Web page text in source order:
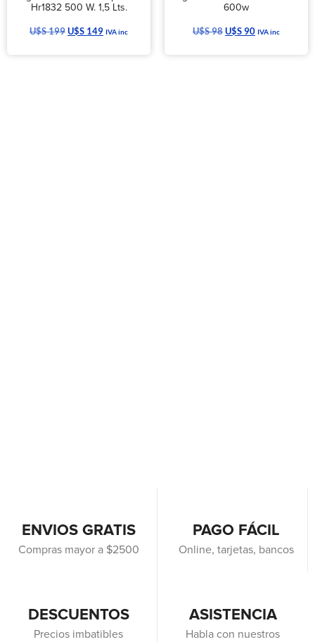
Hr1832 500 W. 1,5 Lts.
U$S199U$S 149 IVA inc
600w
U$S98U$S90 IVA inc
ENVIOS GRATIS
Compras mayor a $2500
PAGO FÁCIL
Online, tarjetas, bancos
DESCUENTOS
Precios imbatibles
ASISTENCIA
Habla con nuestros